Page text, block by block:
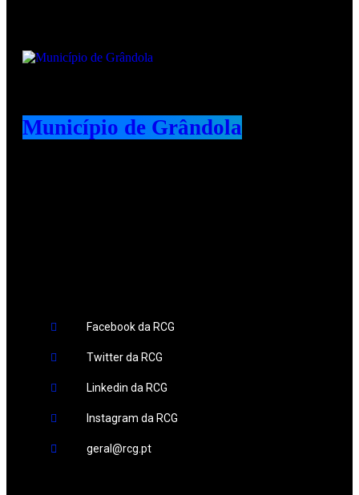
Município de Grândola
Facebook da RCG
Twitter da RCG
Linkedin da RCG
Instagram da RCG
geral@rcg.pt